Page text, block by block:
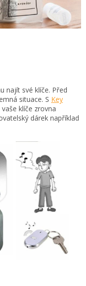
najít své klíče. Před
situace. S Key
klíče zrovna
dárek například